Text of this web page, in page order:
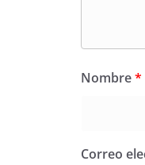
Nombre*
Correo